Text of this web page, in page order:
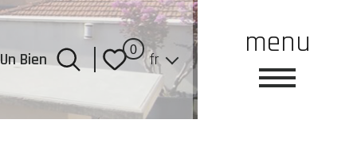
menu
Bien 0 Langue
fr